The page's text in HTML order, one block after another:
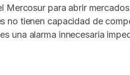
Mercosur para abrir
no tienen capacidad de
una alarma innecesaria